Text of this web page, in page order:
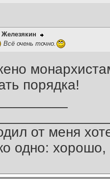
Железякин
Всё очень точно.
порядка!
от меня
одно: